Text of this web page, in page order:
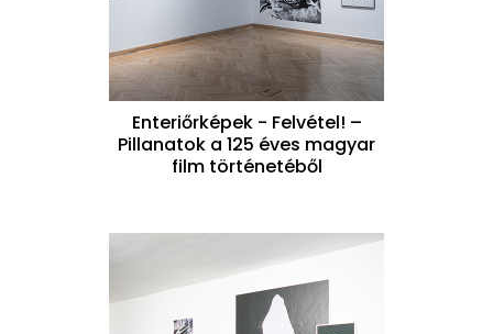
Enteriőrképek - Felvétel! –
Pillanatok a 125 éves magyar
film történetéből